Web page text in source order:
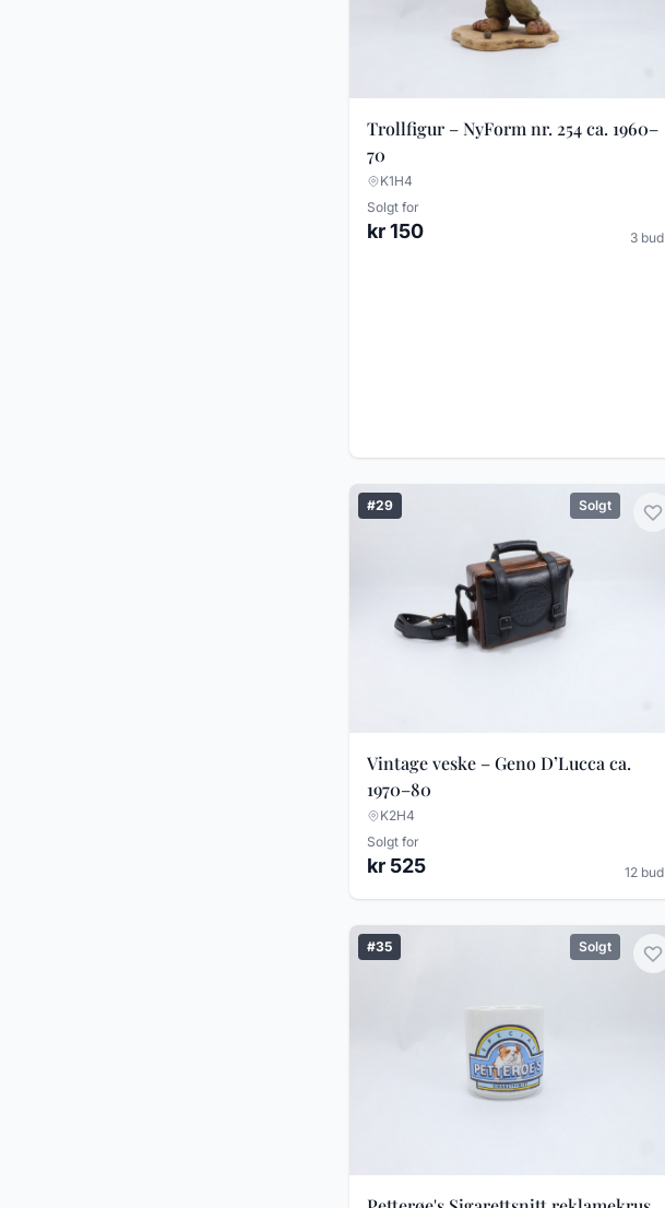
Trollfigur – NyForm nr. 254 ca. 1960–
70
K1H4
Solgt for
kr 150 3 bud
#29 Solgt
Vintage veske – Geno D’Lucca ca.
1970–80
K2H4
Solgt for
kr 525 12 bud
#35 Solgt